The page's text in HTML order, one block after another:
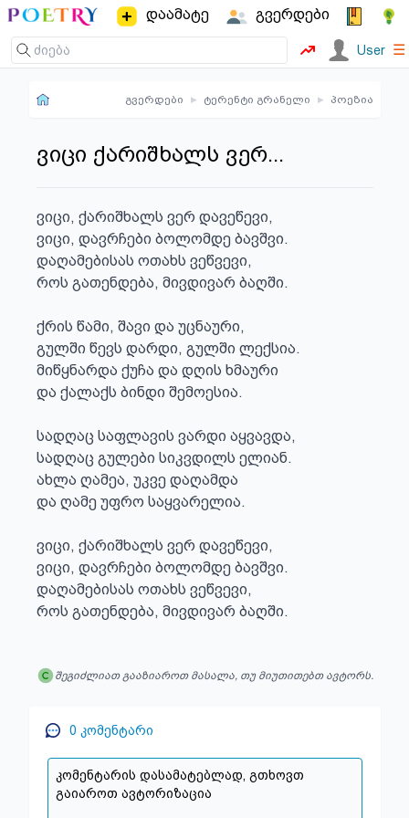
დაამატე გვერდები
User ☰
გვერდები ▸ ტერენტი გრანელი ▸ პოეზია
ვიცი ქარიშხალს ვერ...
ვიცი, ქარიშხალს ვერ დავეწევი,
ვიცი, დავრჩები ბოლომდე ბავშვი.
დაღამებისას ოთახს ვეწვევი,
როს გათენდება, მივდივარ ბაღში.
ქრის წამი, შავი და უცნაური,
გულში წევს დარდი, გულში ლექსია.
მიწყნარდა ქუჩა და დღის ხმაური
და ქალაქს ბინდი შემოესია.
სადღაც საფლავის ვარდი აყვავდა,
სადღაც გულები სიკვდილს ელიან.
ახლა ღამეა, უკვე დაღამდა
და ღამე უფრო საყვარელია.
ვიცი, ქარიშხალს ვერ დავეწევი,
ვიცი, დავრჩები ბოლომდე ბავშვი.
დაღამებისას ოთახს ვეწვევი,
როს გათენდება, მივდივარ ბაღში.
შეგიძლიათ გააზიაროთ მასალა, თუ მიუთითებთ ავტორს.
0 კომენტარი